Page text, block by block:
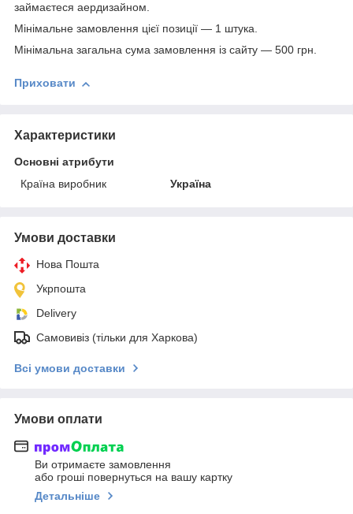
займаєтеся аердизайном.
Мінімальне замовлення цієї позиції — 1 штука.
Мінімальна загальна сума замовлення із сайту — 500 грн.
Приховати
Характеристики
Основні атрибути
Країна виробник
Україна
Умови доставки
Нова Пошта
Укрпошта
Delivery
Самовивіз (тільки для Харкова)
Всі умови доставки
Умови оплати
Ви отримаєте замовлення
або гроші повернуться на вашу картку
Детальніше